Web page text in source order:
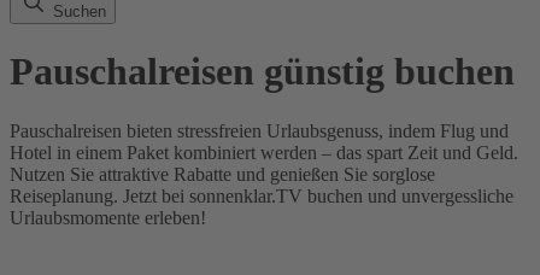
Suchen
Pauschalreisen günstig buchen
Pauschalreisen bieten stressfreien Urlaubsgenuss, indem Flug und
Hotel in einem Paket kombiniert werden – das spart Zeit und Geld.
Nutzen Sie attraktive Rabatte und genießen Sie sorglose
Reiseplanung. Jetzt bei sonnenklar.TV buchen und unvergessliche
Urlaubsmomente erleben!